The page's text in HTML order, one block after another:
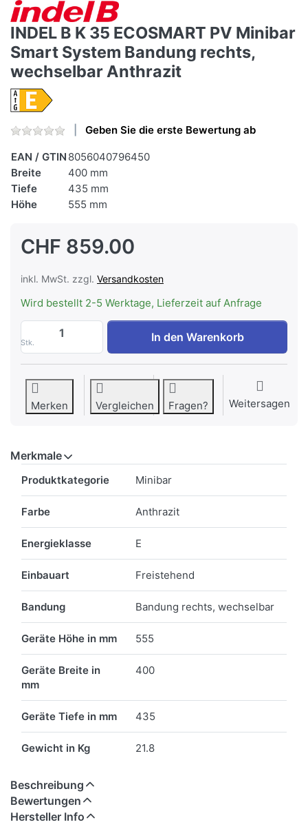
INDEL B K 35 ECOSMART PV Minibar
Smart System Bandung rechts,
wechselbar Anthrazit
Geben Sie die erste Bewertung ab
EAN / GTIN 8056040796450
Breite
400 mm
Tiefe
435 mm
Höhe
555 mm
CHF 859.00
inkl. MwSt. zzgl. Versandkosten
Wird bestellt 2-5 Werktage, Lieferzeit auf Anfrage
Stk.
INDEL B K 35 ECOSMART PV Minibar
In den Warenkorb
Merken Vergleichen Fragen? Weitersagen
Merkmale
Produktkategorie Minibar
Farbe Anthrazit
Energieklasse E
Einbauart Freistehend
Bandung Bandung rechts, wechselbar
Geräte Höhe in mm 555
Geräte Breite in
mm
400
Geräte Tiefe in mm 435
Gewicht in Kg 21.8
Beschreibung
Bewertungen
Hersteller Info